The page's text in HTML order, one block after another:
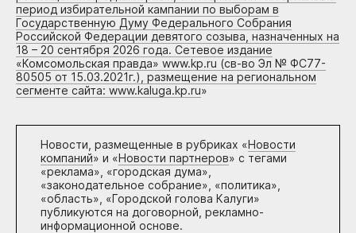
период избирательной кампании по выборам в
Государственную Думу Федерального Собрания
Российской Федерации девятого созыва, назначенных на
18 – 20 сентября 2026 года. Сетевое издание
«Комсомольская правда» www.kp.ru (св-во Эл № ФС77-
80505 от 15.03.2021г.), размещение на региональном
сегменте сайта: www.kaluga.kp.ru»
Новости, размещенные в рубриках «Новости
компаний» и «Новости партнеров» с тегами
«реклама», «городская дума»,
«законодательное собрание», «политика»,
«область», «Городской голова Калуги»
публикуются на договорной, рекламно-
информационной основе.